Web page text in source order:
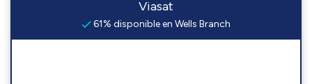
Viasat
61% disponible en Wells Branch